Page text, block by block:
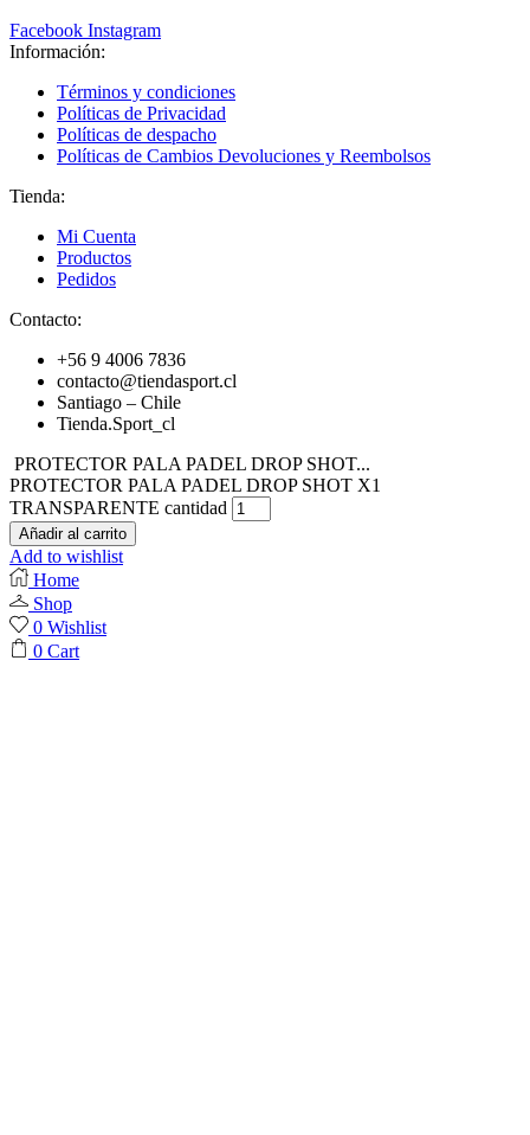
Facebook Instagram
Información:
Términos y condiciones
Políticas de Privacidad
Políticas de despacho
Políticas de Cambios Devoluciones y Reembolsos
Tienda:
Mi Cuenta
Productos
Pedidos
Contacto:
+56 9 4006 7836
contacto@tiendasport.cl
Santiago – Chile
Tienda.Sport_cl
PROTECTOR PALA PADEL DROP SHOT...
PROTECTOR PALA PADEL DROP SHOT X1
TRANSPARENTE cantidad
Añadir al carrito
Add to wishlist
Home
Shop
0 Wishlist
0 Cart